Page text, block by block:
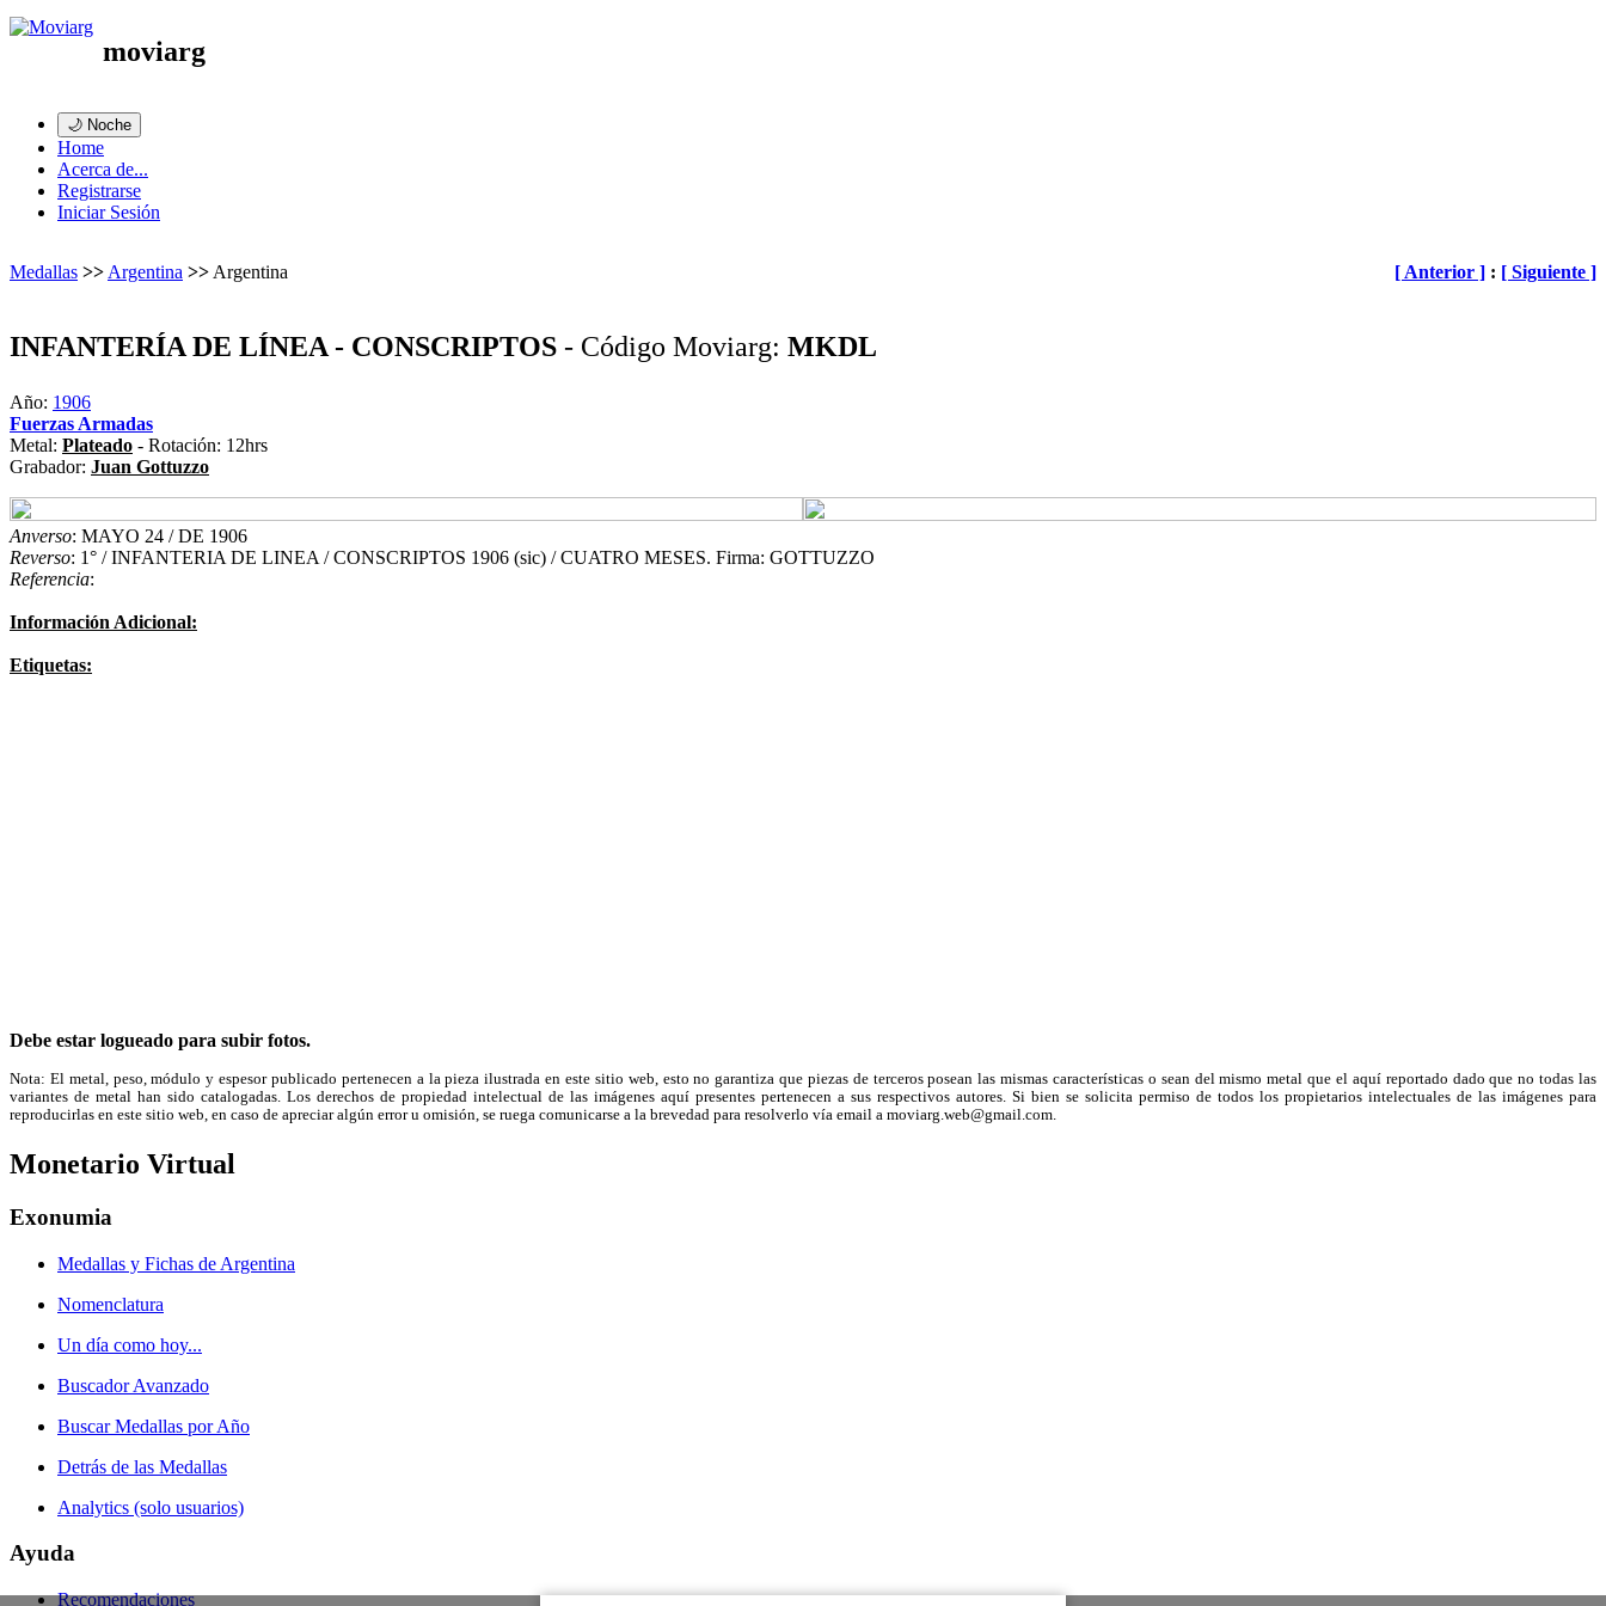
moviarg
🌙 Noche
Home
Acerca de...
Registrarse
Iniciar Sesión
Medallas >> Argentina >> Argentina [ Anterior ] : [ Siguiente ]
INFANTERÍA DE LÍNEA - CONSCRIPTOS - Código Moviarg: MKDL
Año: 1906
Fuerzas Armadas
Metal: Plateado - Rotación: 12hrs
Grabador: Juan Gottuzzo
Anverso: MAYO 24 / DE 1906
Reverso: 1° / INFANTERIA DE LINEA / CONSCRIPTOS 1906 (sic) / CUATRO MESES. Firma: GOTTUZZO
Referencia:
Información Adicional:
Etiquetas:
Debe estar logueado para subir fotos.
Nota: El metal, peso, módulo y espesor publicado pertenecen a la pieza ilustrada en este sitio web, esto no garantiza que piezas de terceros posean las mismas características o sean del mismo metal que el aquí reportado dado que no todas las
variantes de metal han sido catalogadas. Los derechos de propiedad intelectual de las imágenes aquí presentes pertenecen a sus respectivos autores. Si bien se solicita permiso de todos los propietarios intelectuales de las imágenes para
reproducirlas en este sitio web, en caso de apreciar algún error u omisión, se ruega comunicarse a la brevedad para resolverlo vía email a moviarg.web@gmail.com.
Monetario Virtual
Exonumia
Medallas y Fichas de Argentina
Nomenclatura
Un día como hoy...
Buscador Avanzado
Buscar Medallas por Año
Detrás de las Medallas
Analytics (solo usuarios)
Ayuda
Recomendaciones